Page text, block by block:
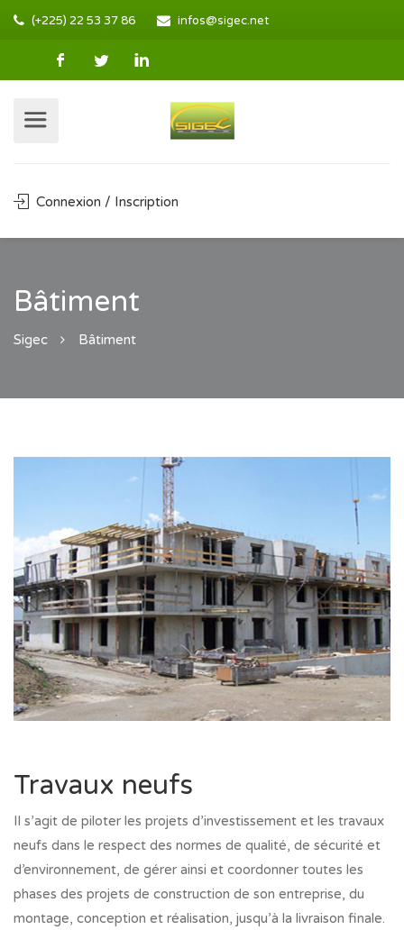
(+225) 22 53 37 86 infos@sigec.net
Connexion / Inscription
Bâtiment
Sigec Bâtiment
Travaux neufs
Il s’agit de piloter les projets d’investissement et les travaux
neufs dans le respect des normes de qualité, de sécurité et
d’environnement, de gérer ainsi et coordonner toutes les
phases des projets de construction de son entreprise, du
montage, conception et réalisation, jusqu’à la livraison finale.